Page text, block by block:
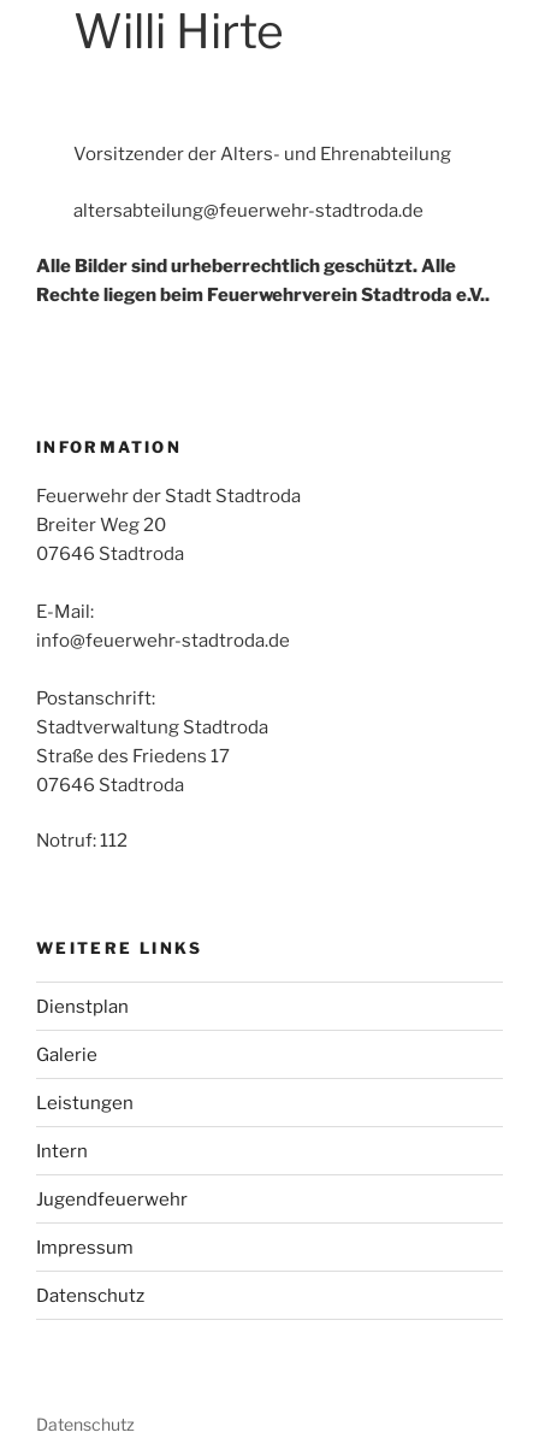
Willi Hirte
Vorsitzender der Alters- und Ehrenabteilung
altersabteilung@feuerwehr-stadtroda.de
Alle Bilder sind urheberrechtlich geschützt. Alle
Rechte liegen beim Feuerwehrverein Stadtroda e.V..
INFORMATION
Feuerwehr der Stadt Stadtroda
Breiter Weg 20
07646 Stadtroda
E-Mail:
info@feuerwehr-stadtroda.de
Postanschrift:
Stadtverwaltung Stadtroda
Straße des Friedens 17
07646 Stadtroda
Notruf: 112
WEITERE LINKS
Dienstplan
Galerie
Leistungen
Intern
Jugendfeuerwehr
Impressum
Datenschutz
Datenschutz